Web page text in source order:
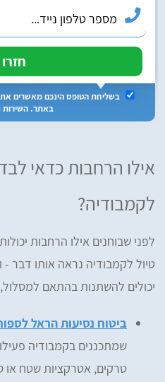
בשליחת הטופס הינכם מאשרים
באתר. השירות
אילו הרחבות כדאי
לקמבודיה?
לפני שבוחנים אילו הרחבות
טיול לקמבודיה נראה אותו דבר -
יכולים להשתנות בהתאם למסלול,
ביטוח נסיעות הראל
שמתכננים בקמבודיה
טרקים, אטרקציות שטח או